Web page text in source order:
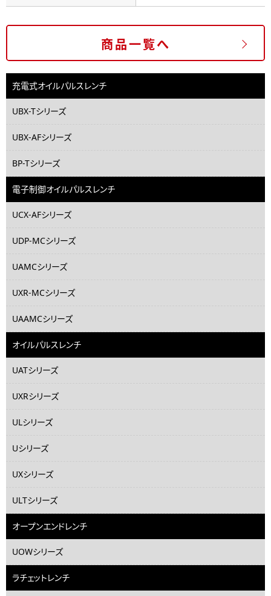
商品一覧へ
充電式オイルパルスレンチ
UBX-Tシリーズ
UBX-AFシリーズ
BP-Tシリーズ
電子制御オイルパルスレンチ
UCX-AFシリーズ
UDP-MCシリーズ
UAMCシリーズ
UXR-MCシリーズ
UAAMCシリーズ
オイルパルスレンチ
UATシリーズ
UXRシリーズ
ULシリーズ
Uシリーズ
UXシリーズ
ULTシリーズ
オープンエンドレンチ
UOWシリーズ
ラチェットレンチ